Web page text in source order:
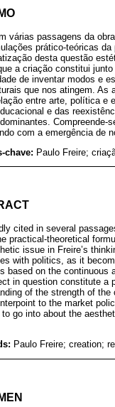
várias passagens da
prático-teóricas
desta questão
a criação constitui
de inventar modos e
que nos atingem. As
entre arte, política e
e das
Compreende-
com a emergência de
chave: Paulo Freire;
cited in several
practical-theoretical
issue in Freire’s
with politics, as it
based on the continuous
in question constitute a
of the strength of
to the market
go into about the
Paulo Freire; creation;